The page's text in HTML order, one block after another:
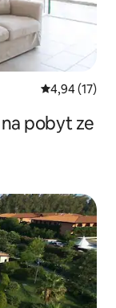
Średnia
4,94 (17)
pobyt ze